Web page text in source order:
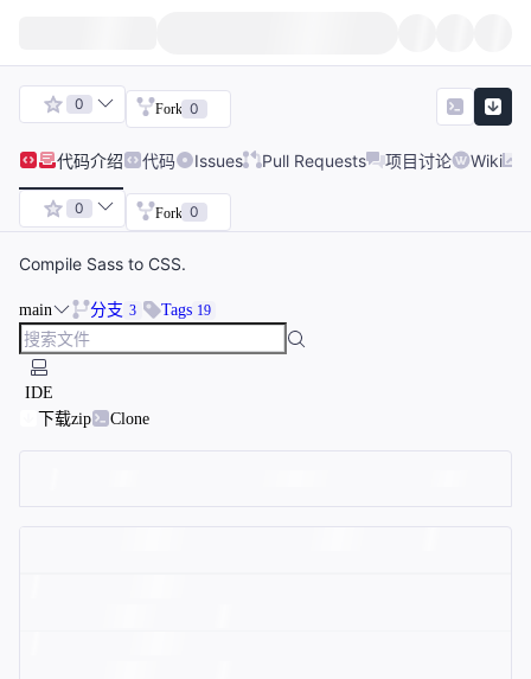
0 Fork 0
代码介绍 代码 Issues Pull Requests 项目讨论 Wiki
0 Fork 0
Compile Sass to CSS.
main 分支 3 Tags 19
IDE
下载zip
Clone